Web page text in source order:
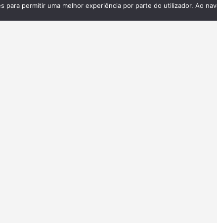
para permitir uma melhor experiência por parte do utilizador. Ao